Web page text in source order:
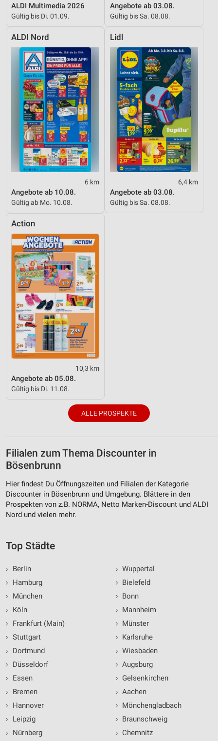
ALDI Multimedia 2026
Gültig bis Di. 01.09.
Angebote ab 03.08.
Gültig bis Sa. 08.08.
ALDI Nord
6 km
Angebote ab 10.08.
Gültig ab Mo. 10.08.
Lidl
6,4 km
Angebote ab 03.08.
Gültig bis Sa. 08.08.
Action
10,3 km
Angebote ab 05.08.
Gültig bis Di. 11.08.
ALLE PROSPEKTE
Filialen zum Thema Discounter in
Bösenbrunn
Hier findest Du Öffnungszeiten und Filialen der Kategorie
Discounter in Bösenbrunn und Umgebung. Blättere in den
Prospekten von z.B. NORMA, Netto Marken-Discount und ALDI
Nord und vielen mehr.
Top Städte
›
Berlin
›
Hamburg
›
München
›
Köln
›
Frankfurt (Main)
› Stuttgart
›
Dortmund
›
Düsseldorf
›
Essen
›
Bremen
›
Hannover
›
Leipzig
›
Nürnberg
› Wuppertal
› Bielefeld
› Bonn
› Mannheim
› Münster
› Karlsruhe
› Wiesbaden
› Augsburg
› Gelsenkirchen
› Aachen
› Mönchengladbach
› Braunschweig
› Chemnitz